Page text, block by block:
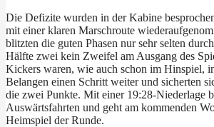
Die Defizite wurden in der Kabine
mit einer klaren Marschroute
blitzten die guten Phasen nur sehr selten
Hälfte zwei kein Zweifel am Ausgang des
Kickers waren, wie auch schon im Hinspiel,
Belangen einen Schritt weiter und sicherten
die zwei Punkte. Mit einer 19:28-Niederlage
Auswärtsfahrten und geht am kommenden
Heimspiel der Runde.